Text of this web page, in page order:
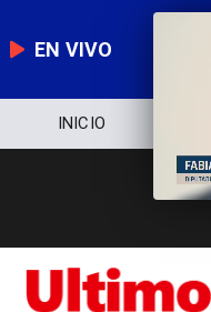
EN VIVO
INICIO